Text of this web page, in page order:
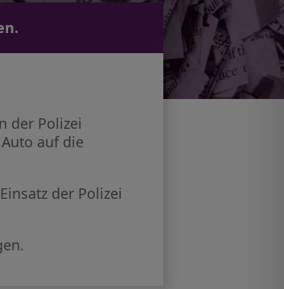
der Polizei
auf die
der Polizei